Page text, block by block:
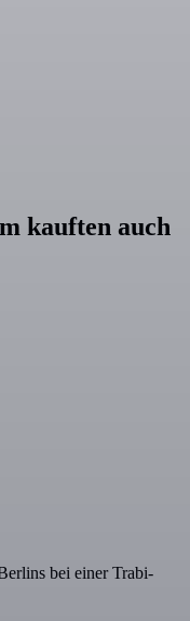
kauften auch
bei einer Trabi-